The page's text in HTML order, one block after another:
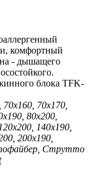
комфортный
- дышащего
блока TFK-
70х170,
80х200,
140х190,
200х190,
Струтто